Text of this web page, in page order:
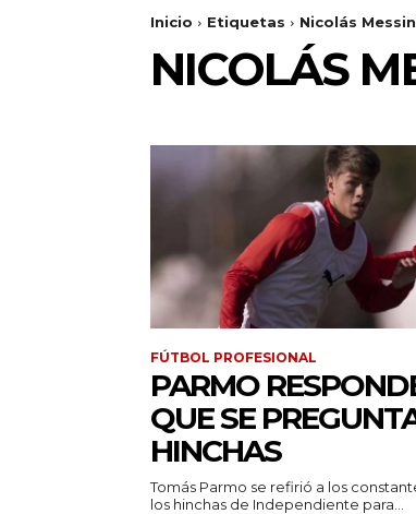
Inicio Etiquetas Nicolás
NICOLÁS
FÚTBOL PROFESIONAL
PARMO
QUE SE
HINCHAS
Tomás Parmo se refirió a los
los hinchas de Independiente para...